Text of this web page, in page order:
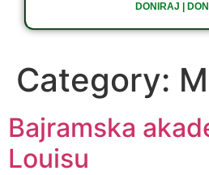
DONIRAJ |
Category:
Bajramska
Louisu